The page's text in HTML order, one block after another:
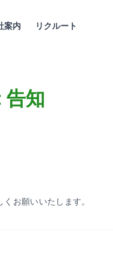
案内 リクルート
告知
お願いいたします。